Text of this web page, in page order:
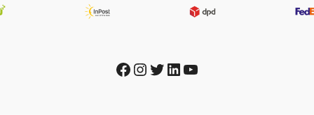
Facebook
Instagram
Twitter
LinkedIn
YouTube